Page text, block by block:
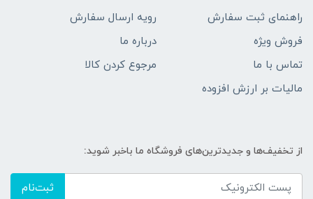
راهنمای ثبت سفارش
رویه ارسال سفارش
فروش ویژه
درباره ما
تماس با ما
مرجوع کردن کالا
مالیات بر ارزش افزوده
از تخفیف‌ها و جدیدترین‌های فروشگاه ما باخبر شوید:
ثبت‌نام